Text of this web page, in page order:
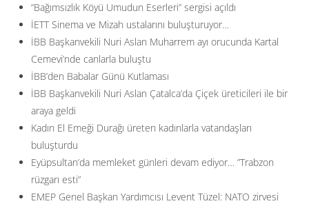
“Bağımsızlık Köyü Umudun Eserleri” sergisi açıldı
İETT Sinema ve Mizah ustalarını buluşturuyor…
İBB Başkanvekili Nuri Aslan Muharrem ayı orucunda Kartal
Cemevi’nde canlarla buluştu
İBB’den Babalar Günü Kutlaması
İBB Başkanvekili Nuri Aslan Çatalca’da Çiçek üreticileri ile bir
araya geldi
Kadın El Emeği Durağı üreten kadınlarla vatandaşları
buluşturdu
Eyüpsultan’da memleket günleri devam ediyor… ”Trabzon
rüzgarı esti”
EMEP Genel Başkan Yardımcısı Levent Tüzel: NATO zirvesi